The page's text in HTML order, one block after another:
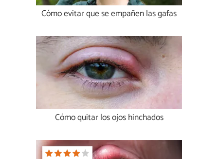
Cómo evitar que se empañen las gafas
Cómo quitar los ojos hinchados